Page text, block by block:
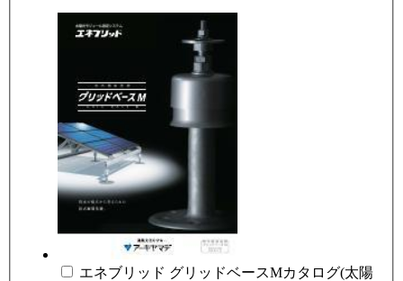
エネブリッド グリッドベースMカタログ(太陽